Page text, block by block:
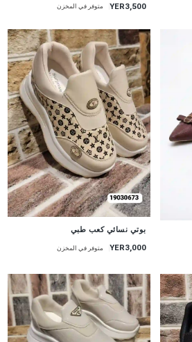
YER3,500 متوفر في المخزن
بوتي نسائي كعب طبي
YER3,000 متوفر في المخزن